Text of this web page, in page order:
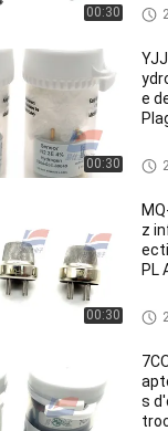
00:30
00:30
e
pm
00:30
z
PL
s